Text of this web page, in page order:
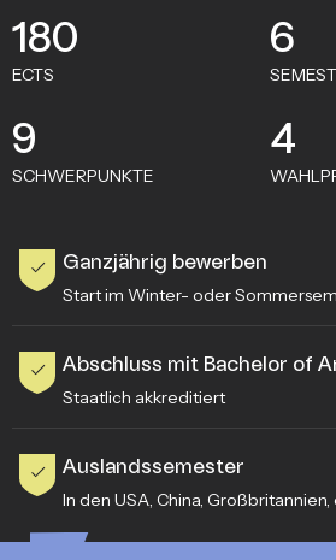
180
ECTS
6
9
SCHWERPUNKTE
4
Ganzjährig bewerben
Start im Winter- oder
Abschluss mit Bachelor of
Staatlich akkreditiert
Auslandssemester
In den USA, China,